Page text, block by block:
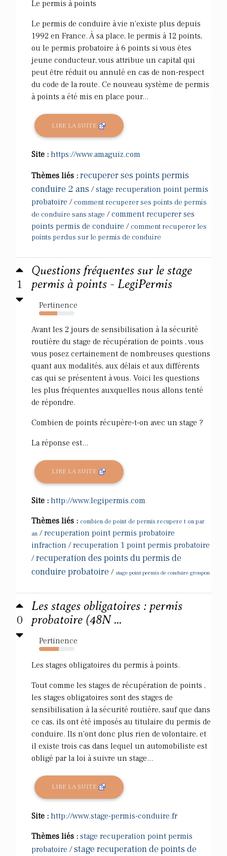
Le permis à points
Le permis de conduire à vie n'existe plus depuis
1992 en France. À sa place, le permis à 12 points,
ou le permis probatoire à 6 points si vous êtes
jeune conducteur, vous attribue un capital qui
peut être réduit ou annulé en cas de non-respect
du code de la route. Ce nouveau système de permis
à points a été mis en place pour...
LIRE LA SUITE
Site : https://www.amaguiz.com
Thèmes liés : recuperer ses points permis
conduire 2 ans /stage recuperation point permis
probatoire / comment recuperer ses points de permis
de conduire sans stage /comment recuperer ses
points permis de conduire / comment recuperer les
points perdus sur le permis de conduire
1
Questions fréquentes sur le stage
permis à points - LegiPermis
Pertinence
52%
Avant les 2 jours de sensibilisation à la sécurité
routière du stage de récupération de points , vous
vous posez certainement de nombreuses questions
quant aux modalités, aux délais et aux différents
cas qui se présentent à vous. Voici les questions
les plus fréquentes auxquelles nous allons tenté
de répondre.
Combien de points récupère-t-on avec un stage ?
La réponse est...
LIRE LA SUITE
Site : http://www.legipermis.com
Thèmes liés : combien de point de permis recupere t on par
an /recuperation point permis probatoire
infraction /recuperation 1 point permis probatoire
/recuperation des points du permis de
conduire probatoire / stage point permis de conduire groupon
0
Les stages obligatoires : permis
probatoire (48N ...
Pertinence
55%
Les stages obligatoires du permis à points.
Tout comme les stages de récupération de points ,
les stages obligatoires sont des stages de
sensibilisation à la sécurité routière, sauf que dans
ce cas, ils ont été imposés au titulaire du permis de
conduire. Ils n'ont donc plus rien de volontaire, et
il existe trois cas dans lequel un automobiliste est
obligé par la loi à suivre un stage...
LIRE LA SUITE
Site : http://www.stage-permis-conduire.fr
Thèmes liés : stage recuperation point permis
probatoire /stage recuperation de points de